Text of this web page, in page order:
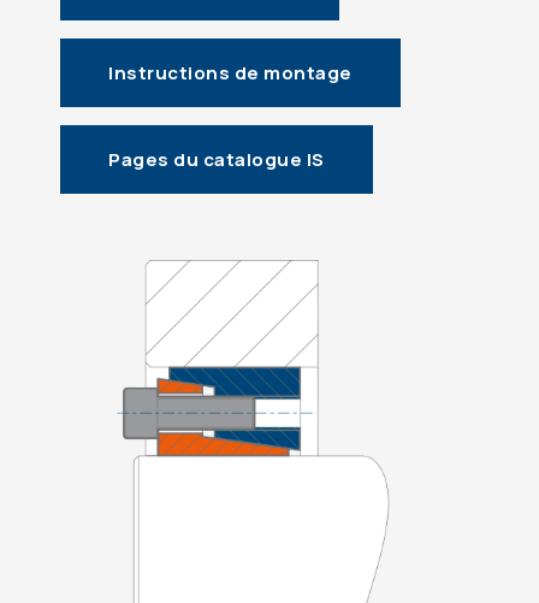
Instructions de montage
Pages du catalogue IS